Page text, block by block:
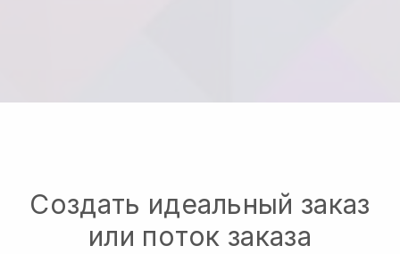
Создать идеальный заказ
или поток заказа